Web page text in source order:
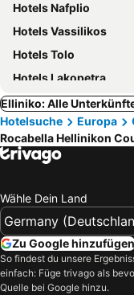
Hotels Nafplio
Hotels Vassilikos
Hotels Tolo
Hotels Lakopetra
Elliniko: Alle
Hotelsuche
Europa
Rocabella Hellinikon
Wähle Dein Land
Zu Google hinzufügen
So findest du unsere
einfach: Füge trivago als
Quelle bei Google hinzu.